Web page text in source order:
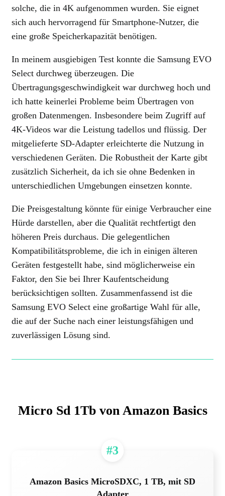
solche, die in 4K aufgenommen wurden. Sie eignet
sich auch hervorragend für Smartphone-Nutzer, die
eine große Speicherkapazität benötigen.
In meinem ausgiebigen Test konnte die Samsung EVO
Select durchweg überzeugen. Die
Übertragungsgeschwindigkeit war durchweg hoch und
ich hatte keinerlei Probleme beim Übertragen von
großen Datenmengen. Insbesondere beim Zugriff auf
4K-Videos war die Leistung tadellos und flüssig. Der
mitgelieferte SD-Adapter erleichterte die Nutzung in
verschiedenen Geräten. Die Robustheit der Karte gibt
zusätzlich Sicherheit, da ich sie ohne Bedenken in
unterschiedlichen Umgebungen einsetzen konnte.
Die Preisgestaltung könnte für einige Verbraucher eine
Hürde darstellen, aber die Qualität rechtfertigt den
höheren Preis durchaus. Die gelegentlichen
Kompatibilitätsprobleme, die ich in einigen älteren
Geräten festgestellt habe, sind möglicherweise ein
Faktor, den Sie bei Ihrer Kaufentscheidung
berücksichtigen sollten. Zusammenfassend ist die
Samsung EVO Select eine großartige Wahl für alle,
die auf der Suche nach einer leistungsfähigen und
zuverlässigen Lösung sind.
Micro Sd 1Tb von Amazon Basics
#3
Amazon Basics MicroSDXC, 1 TB, mit SD
Adapter